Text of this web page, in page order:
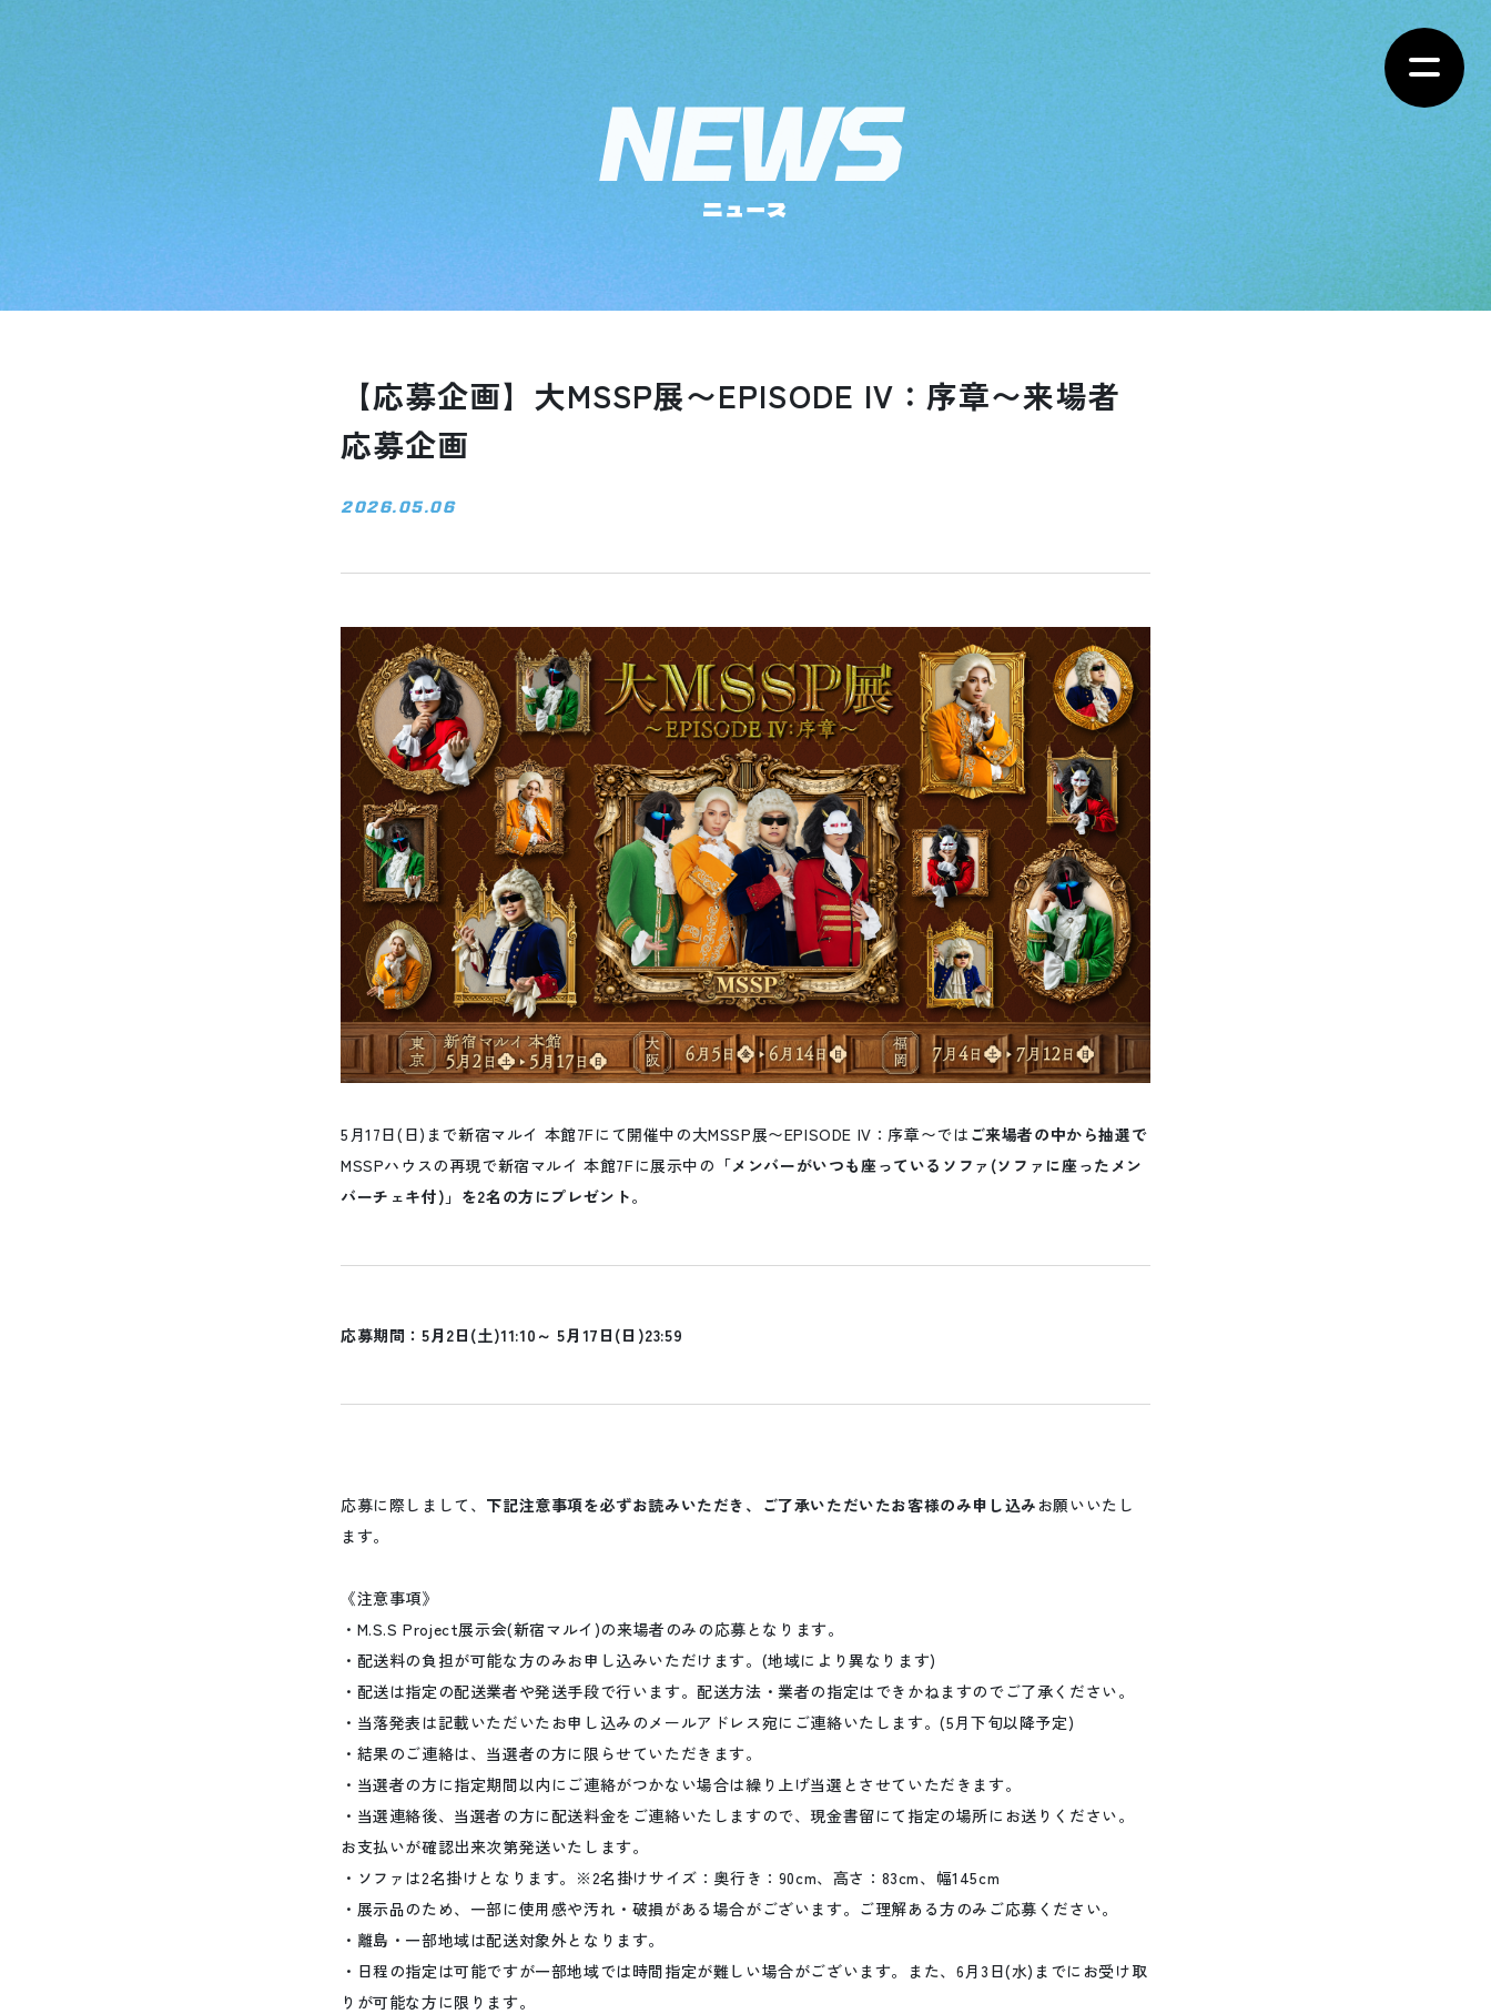
ニュース
【応募企画】大MSSP展〜EPISODE IV：序章〜来場者
応募企画
2026.05.06
5月17日(日)まで新宿マルイ 本館7Fにて開催中の大MSSP展〜EPISODE IV：序章〜では ご来場者の中から抽選で
MSSPハウスの再現で新宿マルイ 本館7Fに展示中の 「メンバーがいつも座っているソファ(ソファに座ったメン
バーチェキ付)」を2名の方にプレゼント。
応募期間：5月2日(土)11:10～ 5月17日(日)23:59
応募に際しまして、 下記注意事項を必ずお読みいただき、ご了承いただいたお客様のみ申し込み お願いいたし
ます。
《注意事項》
・M.S.S Project展示会(新宿マルイ)の来場者のみの応募となります。
・配送料の負担が可能な方のみお申し込みいただけます。(地域により異なります)
・配送は指定の配送業者や発送手段で行います。配送方法・業者の指定はできかねますのでご了承ください。
・当落発表は記載いただいたお申し込みのメールアドレス宛にご連絡いたします。(5月下旬以降予定)
・結果のご連絡は、当選者の方に限らせていただきます。
・当選者の方に指定期間以内にご連絡がつかない場合は繰り上げ当選とさせていただきます。
・当選連絡後、当選者の方に配送料金をご連絡いたしますので、現金書留にて指定の場所にお送りください。
お支払いが確認出来次第発送いたします。
・ソファは2名掛けとなります。※2名掛けサイズ：奥行き：90cm、高さ：83cm、幅145cm
・展示品のため、一部に使用感や汚れ・破損がある場合がございます。ご理解ある方のみご応募ください。
・離島・一部地域は配送対象外となります。
・日程の指定は可能ですが一部地域では時間指定が難しい場合がございます。また、6月3日(水)までにお受け取
りが可能な方に限ります。